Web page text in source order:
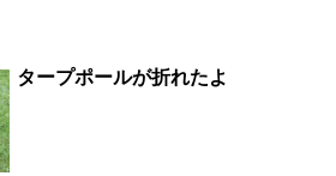
タープポールが折れたよ